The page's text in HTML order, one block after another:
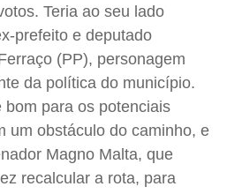
Teria ao seu lado
prefeito e deputado
(PP), personagem
da política do município.
bom para os potenciais
um obstáculo do caminho, e
Magno Malta, que
recalcular a rota, para